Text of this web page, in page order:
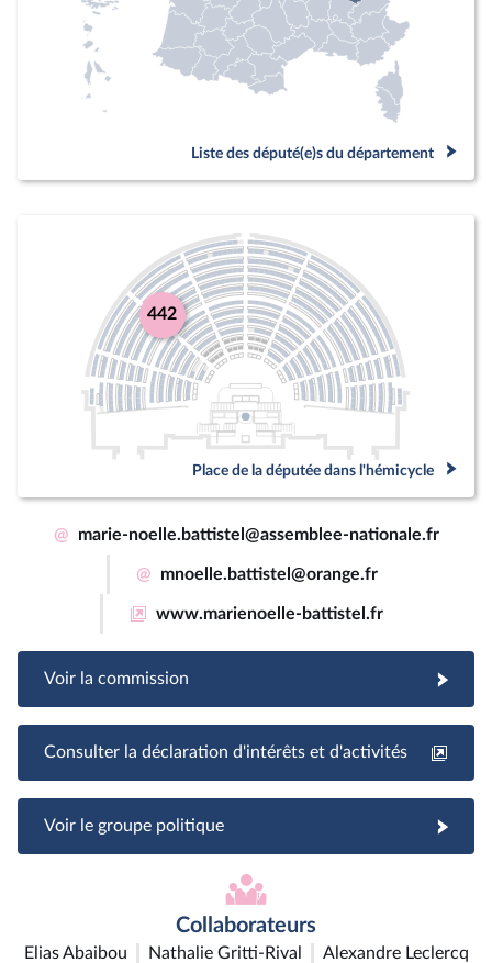
Liste des député(e)s du département
442
Place de la députée dans l'hémicycle
@ marie-noelle.battistel@assemblee-nationale.fr
@ mnoelle.battistel@orange.fr
www.marienoelle-battistel.fr
Voir la commission
Consulter la déclaration d'intérêts et d'activités
Voir le groupe politique
Collaborateurs
Elias Abaibou Nathalie Gritti-Rival
Alexandre Leclercq